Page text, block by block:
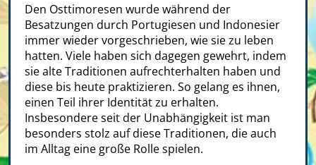
Den Osttimoresen wurde während der
Besatzungen durch Portugiesen und Indonesier
immer wieder vorgeschrieben, wie sie zu leben
hatten. Viele haben sich dagegen gewehrt, indem
sie alte Traditionen aufrechterhalten haben und
diese bis heute praktizieren. So gelang es ihnen,
einen Teil ihrer Identität zu erhalten.
Insbesondere seit der Unabhängigkeit ist man
besonders stolz auf diese Traditionen, die auch
im Alltag eine große Rolle spielen.